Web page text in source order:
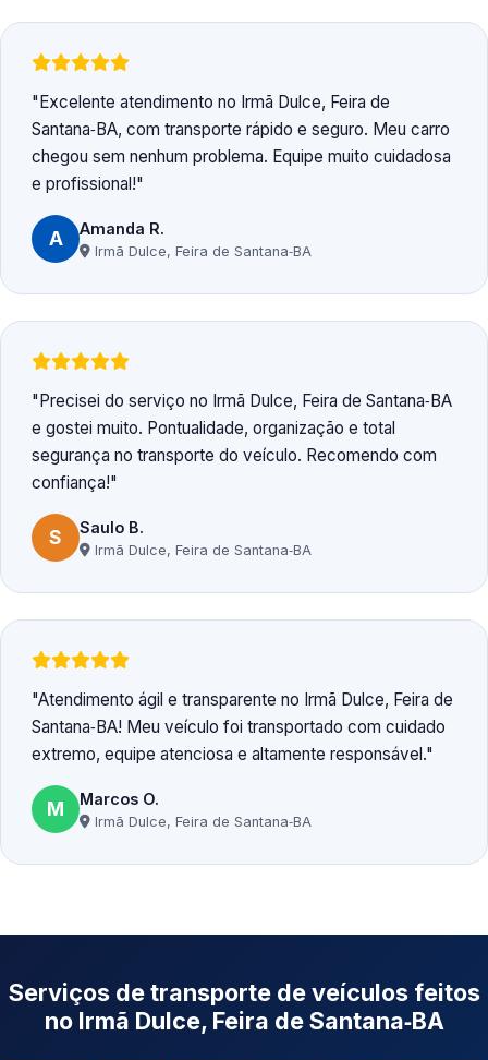
Excelente atendimento no Irmã Dulce, Feira de
Santana‑BA, com transporte rápido e seguro. Meu carro
chegou sem nenhum problema. Equipe muito cuidadosa
e profissional!
A Amanda R.
Irmã Dulce, Feira de Santana‑BA
Precisei do serviço no Irmã Dulce, Feira de Santana‑BA
e gostei muito. Pontualidade, organização e total
segurança no transporte do veículo. Recomendo com
confiança!
S Saulo B.
Irmã Dulce, Feira de Santana‑BA
Atendimento ágil e transparente no Irmã Dulce, Feira de
Santana‑BA! Meu veículo foi transportado com cuidado
extremo, equipe atenciosa e altamente responsável.
M Marcos O.
Irmã Dulce, Feira de Santana‑BA
Serviços de transporte de veículos feitos
no Irmã Dulce, Feira de Santana‑BA